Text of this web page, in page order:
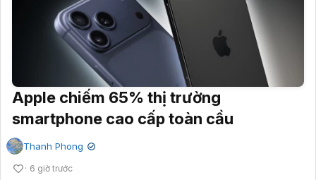
Apple chiếm 65% thị trường
smartphone cao cấp toàn cầu
Thanh Phong ✔
6 giờ trước